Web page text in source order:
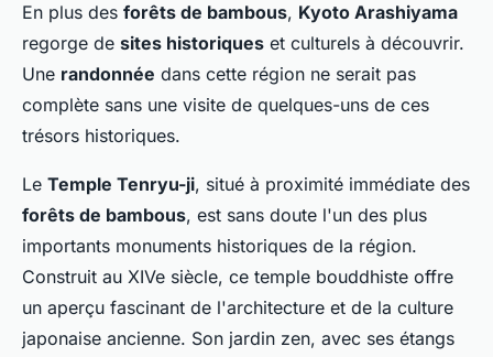
En plus des forêts de bambous, Kyoto Arashiyama
regorge de sites historiques et culturels à découvrir.
Une randonnée dans cette région ne serait pas
complète sans une visite de quelques-uns de ces
trésors historiques.
Le Temple Tenryu-ji, situé à proximité immédiate des
forêts de bambous, est sans doute l'un des plus
importants monuments historiques de la région.
Construit au XIVe siècle, ce temple bouddhiste offre
un aperçu fascinant de l'architecture et de la culture
japonaise ancienne. Son jardin zen, avec ses étangs